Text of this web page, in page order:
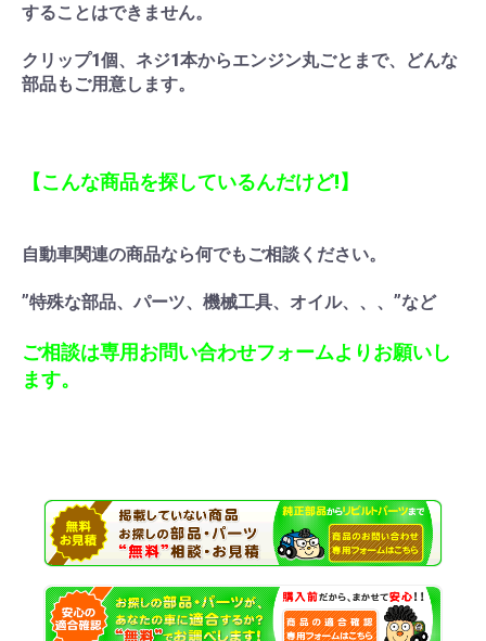
することはできません。
クリップ1個、ネジ1本からエンジン丸ごとまで、どんな
部品もご用意します。
【こんな商品を探しているんだけど!】
自動車関連の商品なら何でもご相談ください。
”特殊な部品、パーツ、機械工具、オイル、、、”など
ご相談は専用お問い合わせフォームよりお願いし
ます。